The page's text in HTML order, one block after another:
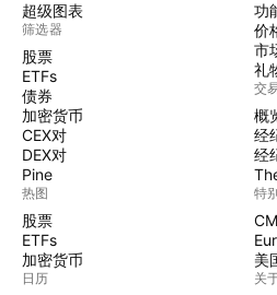
超级图表
筛选器
股票
ETFs
债券
加密货币
CEX对
DEX对
Pine
热图
股票
ETFs
加密货币
日历
功
价
市
礼
交
概
经
经
特
美
关